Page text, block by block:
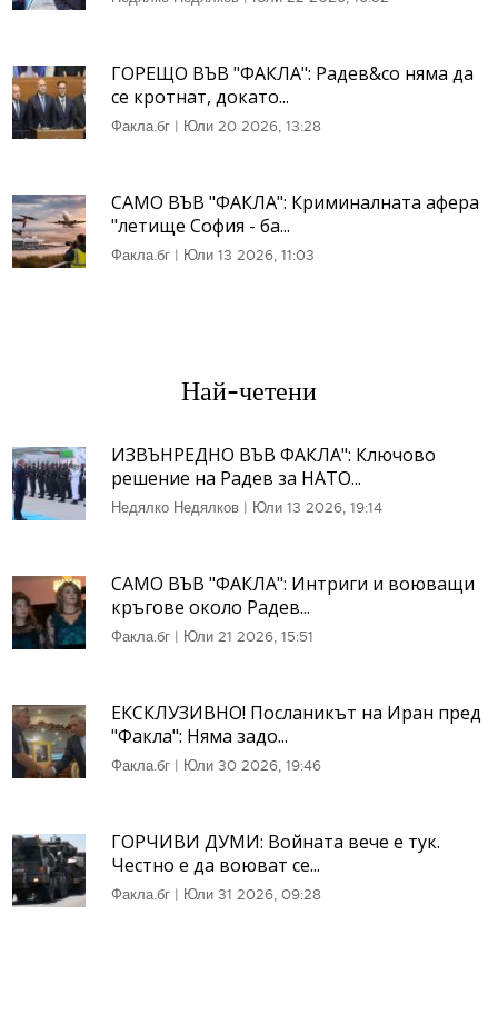
ГОРЕЩО ВЪВ "ФАКЛА": Радев&co няма да
се кротнат, докато...
Факла.бг | Юли 20 2026, 13:28
САМО ВЪВ "ФАКЛА": Криминалната афера
"летище София - ба...
Факла.бг | Юли 13 2026, 11:03
Най-четени
ИЗВЪНРЕДНО ВЪВ ФАКЛА": Ключово
решение на Радев за НАТО...
Недялко Недялков | Юли 13 2026, 19:14
САМО ВЪВ "ФАКЛА": Интриги и воюващи
кръгове около Радев...
Факла.бг | Юли 21 2026, 15:51
ЕКСКЛУЗИВНО! Посланикът на Иран пред
"Факла": Няма задо...
Факла.бг | Юли 30 2026, 19:46
ГОРЧИВИ ДУМИ: Войната вече е тук.
Честно е да воюват се...
Факла.бг | Юли 31 2026, 09:28